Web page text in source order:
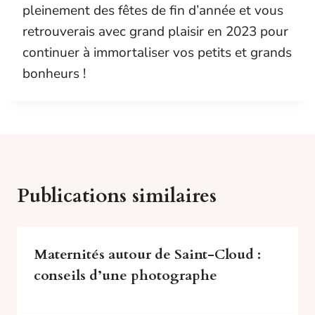
pleinement des fêtes de fin d’année et vous
retrouverais avec grand plaisir en 2023 pour
continuer à immortaliser vos petits et grands
bonheurs !
Publications similaires
Maternités autour de Saint-Cloud :
conseils d’une photographe